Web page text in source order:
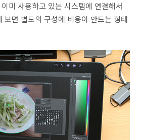
미 사용하고 있는 시스템에 연결해서
보면 별도의 구성에 비용이 안드는 형태